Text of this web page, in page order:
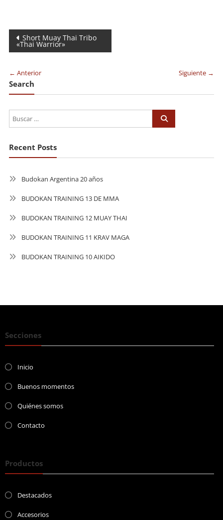
Navegación
de
entradas
Short Muay Thai Tribo
«Thai Warrior»
← Anterior Siguiente →
Search
Recent Posts
Budokan Argentina 20 años
BUDOKAN TRAINING 13 DE MMA
BUDOKAN TRAINING 12 MUAY THAI
BUDOKAN TRAINING 11 KRAV MAGA
BUDOKAN TRAINING 10 AIKIDO
Secciones
Inicio
Buenos momentos
Quiénes somos
Contacto
Productos
Destacados
Accesorios